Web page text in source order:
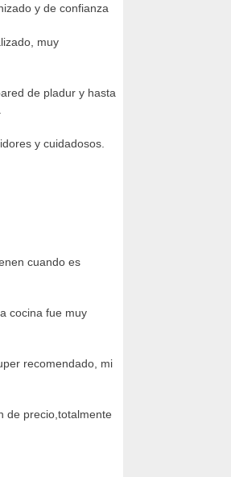
y de confianza
muy
de pladur y hasta
y cuidadosos.
cuando es
cocina fue muy
recomendado, mi
de precio,totalmente